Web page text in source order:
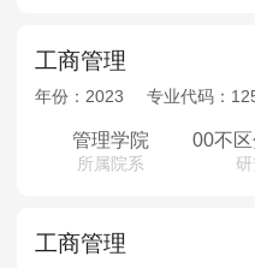
MPAcc会计专硕
院校库 考试报名 招生
考试真题
报考经验
MTA旅游管理
工商管理
年份： 2023 专业代码：
管理学院
所属院系
工商管理